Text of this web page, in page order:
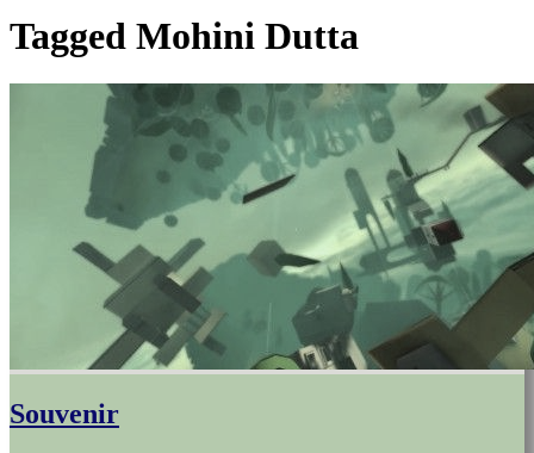
Tagged Mohini Dutta
Souvenir